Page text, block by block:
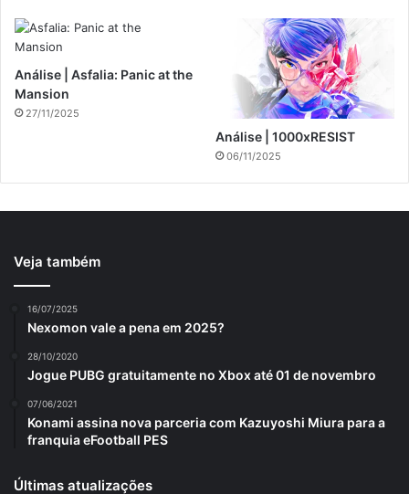
Análise | Asfalia: Panic at the
Mansion
27/11/2025
Análise | 1000xRESIST
06/11/2025
Veja também
16/07/2025
Nexomon vale a pena em 2025?
28/10/2020
Jogue PUBG gratuitamente no Xbox até 01 de novembro
07/06/2021
Konami assina nova parceria com Kazuyoshi Miura para a
franquia eFootball PES
Últimas atualizações